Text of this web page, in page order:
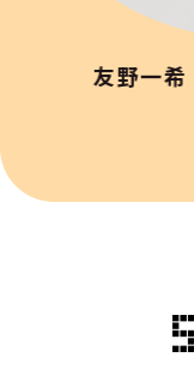
友野一希